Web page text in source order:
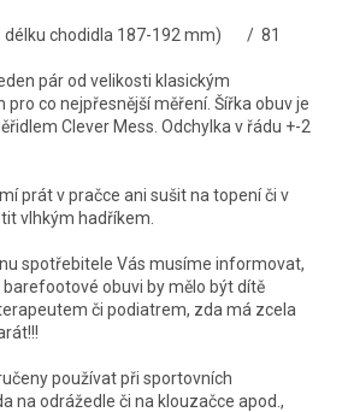
délku chodidla 187-192 mm) / 81
pár od velikosti klasickým
co nejpřesnější měření. Šířka obuv je
Clever Mess. Odchylka v řádu +-2
prát v pračce ani sušit na topení či v
vlhkým hadříkem.
spotřebitele Vás musíme informovat,
obuvi by mělo být dítě
či podiatrem, zda má zcela
používat při sportovních
na odrážedle či na klouzačce apod.,